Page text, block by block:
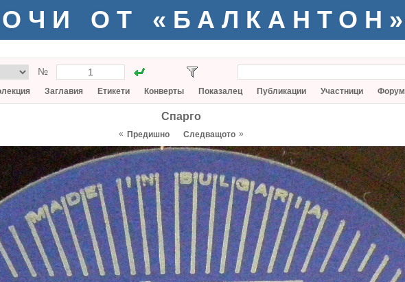
ОТ «БАЛКАНТОН»
№
Заглавия Етикети Конверты Показалец Публикации Участници Форум
Спарго
« Предишно Следващото »